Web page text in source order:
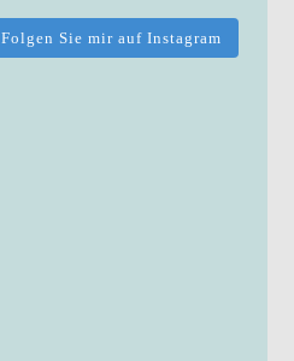
Folgen Sie mir auf Instagram